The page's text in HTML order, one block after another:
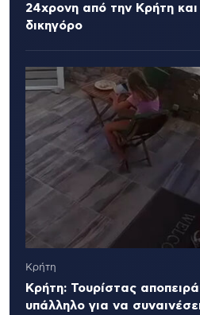
24χρονη από την Κρήτη
δικηγόρο
Κρήτη
Κρήτη: Τουρίστας
υπάλληλο για να